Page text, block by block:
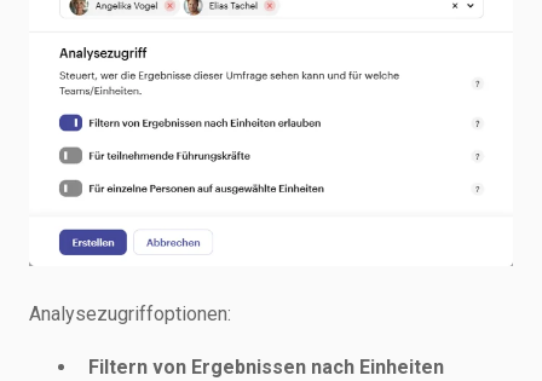
Analysezugriffoptionen:
Filtern von Ergebnissen nach Einheiten